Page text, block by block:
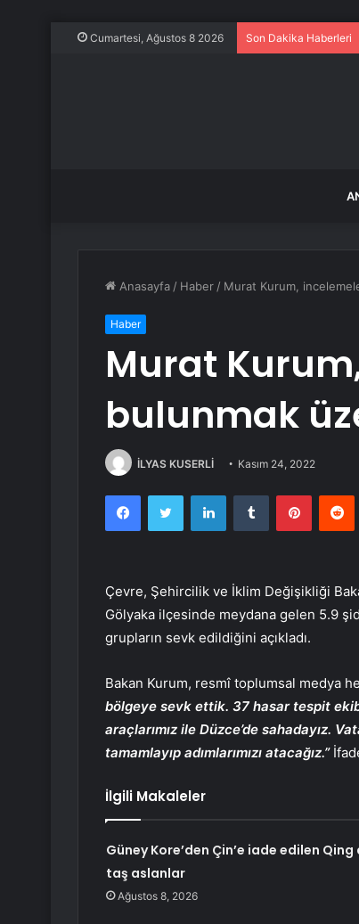
Cumartesi, Ağustos 8 2026 Son Dakika Haberleri
Anasayfa / Haber / Murat Kurum,
Haber
Murat
bulunmak
İLYAS KUSERLİ Kasım 24, 2022
FacebookTwitter LinkedInTumblr Pinterest
Çevre, Şehircilik ve İklim Değişikliği
Gölyaka ilçesinde meydana gelen 5.9
grupların sevk edildiğini açıkladı.
Bakan Kurum, resmî toplumsal medya
bölgeye sevk ettik. 37 hasar tespit
araçlarımız ile Düzce’de sahadayız.
tamamlayıp adımlarımızı atacağız.”
İlgili Makaleler
Güney Kore’den Çin’e iade edilen
taş aslanlar
Ağustos 8, 2026